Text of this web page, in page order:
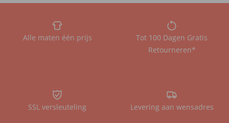
Alle maten één prijs
Tot 100 Dagen Gratis
Retourneren*
SSL versleuteling Levering aan wensadres